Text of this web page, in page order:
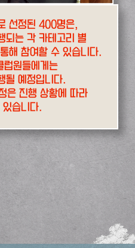
선정된 400명은,
되는 각 카테고리 별
해 참여할 수 있습니다.
럽원들에게는
될 예정입니다.
은 진행 상황에 따라
습니다.